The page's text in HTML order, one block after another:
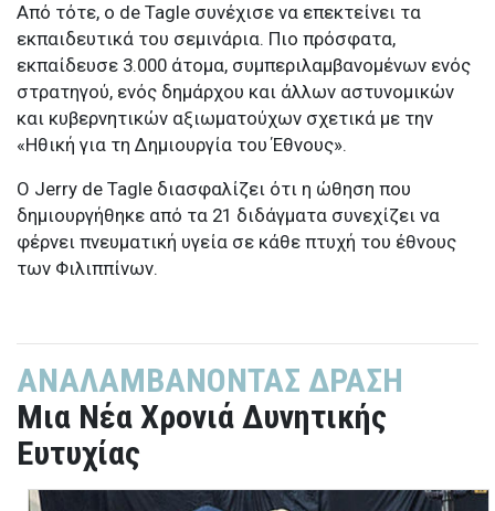
Από τότε, ο de Tagle συνέχισε να επεκτείνει τα
εκπαιδευτικά του σεμινάρια. Πιο πρόσφατα,
εκπαίδευσε 3.000 άτομα, συμπεριλαμβανομένων ενός
στρατηγού, ενός δημάρχου και άλλων αστυνομικών
και κυβερνητικών αξιωματούχων σχετικά με την
«Ηθική για τη Δημιουργία του Έθνους».
Ο Jerry de Tagle διασφαλίζει ότι η ώθηση που
δημιουργήθηκε από τα 21 διδάγματα συνεχίζει να
φέρνει πνευματική υγεία σε κάθε πτυχή του έθνους
των Φιλιππίνων.
ΑΝΑΛΑΜΒΑΝΟΝΤΑΣ ΔΡΑΣΗ
Μια Νέα Χρονιά Δυνητικής
Ευτυχίας